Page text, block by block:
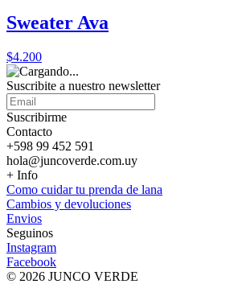
Sweater Ava
$4.200
Suscribite a nuestro newsletter
Suscribirme
Contacto
+598 99 452 591
hola@juncoverde.com.uy
+ Info
Como cuidar tu prenda de lana
Cambios y devoluciones
Envios
Seguinos
Instagram
Facebook
© 2026 JUNCO VERDE